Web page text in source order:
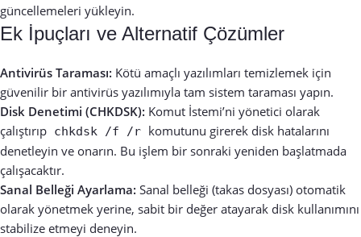
güncellemeleri yükleyin.
Ek İpuçları ve Alternatif Çözümler
Antivirüs Taraması: Kötü amaçlı yazılımları temizlemek için
güvenilir bir antivirüs yazılımıyla tam sistem taraması yapın.
Disk Denetimi (CHKDSK): Komut İstemi’ni yönetici olarak
çalıştırıp chkdsk /f /r komutunu girerek disk hatalarını
denetleyin ve onarın. Bu işlem bir sonraki yeniden başlatmada
çalışacaktır.
Sanal Belleği Ayarlama: Sanal belleği (takas dosyası) otomatik
olarak yönetmek yerine, sabit bir değer atayarak disk kullanımını
stabilize etmeyi deneyin.